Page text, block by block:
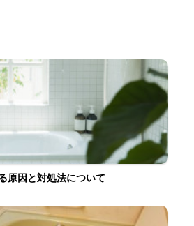
原因と対処法について